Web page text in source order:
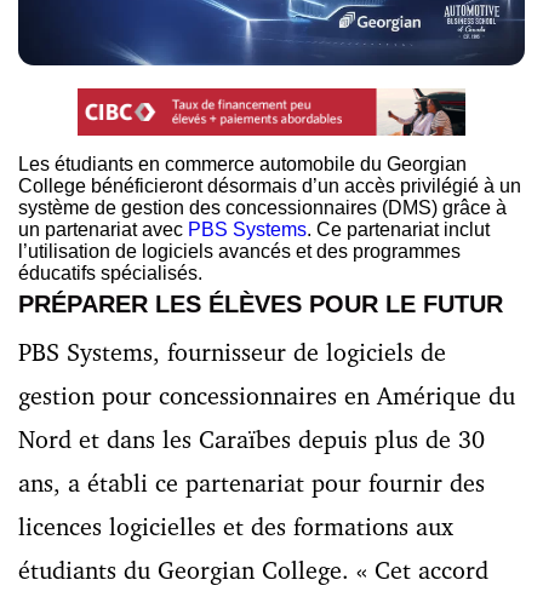
Les étudiants en commerce automobile du Georgian
College bénéficieront désormais d’un accès privilégié à un
système de gestion des concessionnaires (DMS) grâce à
un partenariat avec PBS Systems. Ce partenariat inclut
l’utilisation de logiciels avancés et des programmes
éducatifs spécialisés.
PRÉPARER LES ÉLÈVES POUR LE FUTUR
PBS Systems, fournisseur de logiciels de
gestion pour concessionnaires en Amérique du
Nord et dans les Caraïbes depuis plus de 30
ans, a établi ce partenariat pour fournir des
licences logicielles et des formations aux
étudiants du Georgian College. « Cet accord